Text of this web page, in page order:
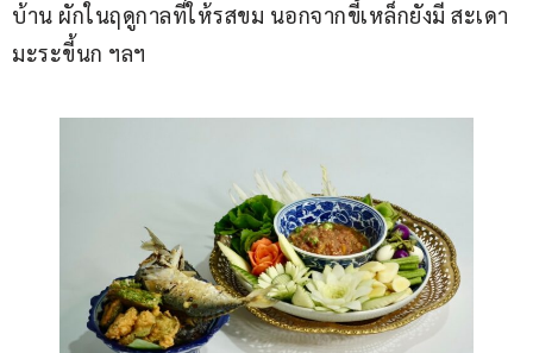
บ้าน ผักในฤดูกาลที่ให้รสขม นอกจากขี้เหล็กยังมี สะเดา
มะระขี้นก ฯลฯ